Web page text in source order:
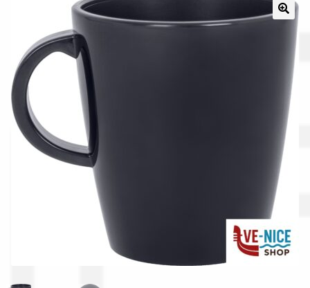
La nostra azienda
Condizioni generali
Acquisti in rete pubblica amministrazione
Assicurazione integrativa Garanzia3
Bonus fiscali 2025
Diritto di recesso
Garanzia del produttore